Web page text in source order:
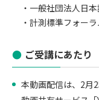
一般社団法人日本
計測標準フォーラ
ご受講にあたり
本動画配信は、2月